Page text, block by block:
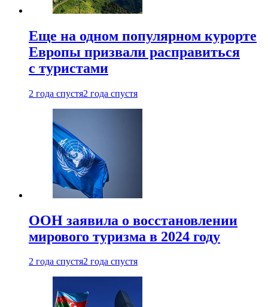
Еще на одном популярном курорте
Европы призвали расправиться
с туристами
2 года спустя2 года спустя
ООН заявила о восстановлении
мирового туризма в 2024 году
2 года спустя2 года спустя